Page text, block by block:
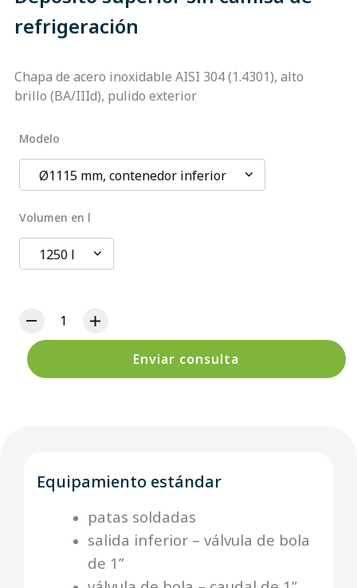
refrigeración
Chapa de acero inoxidable AISI 304 (1.4301), alto
brillo (BA/IIId), pulido exterior
Modelo
Ø1115 mm, contenedor inferior
Volumen en l
1250 l
Enviar consulta
Equipamiento estándar
patas soldadas
salida inferior – válvula de bola
de 1”